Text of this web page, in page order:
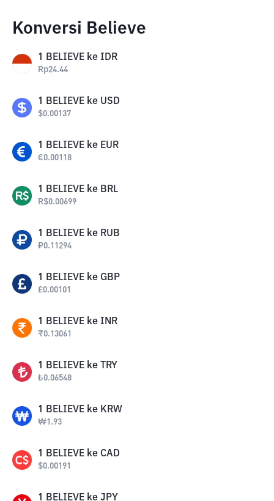
Konversi Believe
1 BELIEVE ke IDR
Rp24.44
1 BELIEVE ke USD
$0.00137
1 BELIEVE ke EUR
€0.00118
1 BELIEVE ke BRL
R$0.00699
1 BELIEVE ke RUB
₽0.11294
1 BELIEVE ke GBP
£0.00101
1 BELIEVE ke INR
₹0.13061
1 BELIEVE ke TRY
₺0.06548
1 BELIEVE ke KRW
₩1.93
1 BELIEVE ke CAD
$0.00191
1 BELIEVE ke JPY